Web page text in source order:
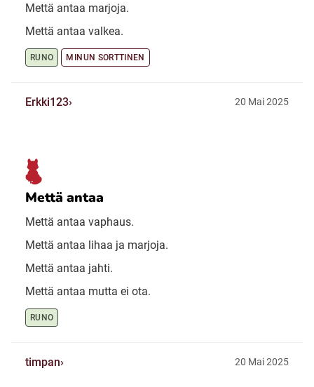
Mettä antaa marjoja.
Mettä antaa valkea.
RUNO MINUN SORTTINEN
Erkki123 20 Mai 2025
Mettä antaa
Mettä antaa vaphaus.
Mettä antaa lihaa ja marjoja.
Mettä antaa jahti.
Mettä antaa mutta ei ota.
RUNO
timpan 20 Mai 2025